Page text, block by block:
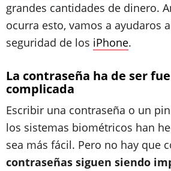
grandes cantidades de dinero.
ocurra esto, vamos a ayudaros
seguridad de los iPhone.
La contraseña ha de ser
complicada
Escribir una contraseña o un
los sistemas biométricos han
sea más fácil. Pero no hay que
contraseñas siguen siendo